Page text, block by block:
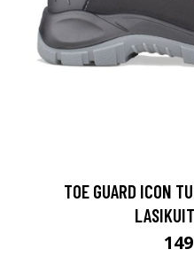
TOE GUARD ICON